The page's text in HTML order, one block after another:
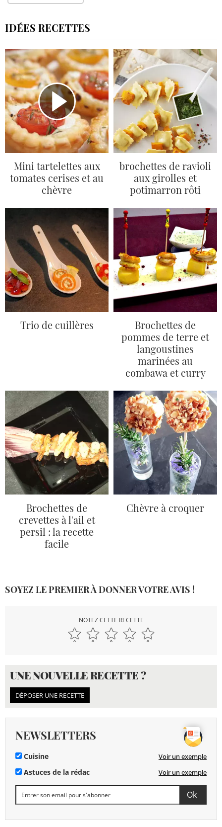
IDÉES RECETTES
Mini tartelettes aux
tomates cerises et au
chèvre
brochettes de ravioli
aux girolles et
potimarron rôti
Trio de cuillères
Brochettes de
pommes de terre et
langoustines
marinées au
combawa et curry
Brochettes de
crevettes à l'ail et
persil : la recette
facile
Chèvre à croquer
SOYEZ LE PREMIER À DONNER VOTRE AVIS !
NOTEZ CETTE RECETTE
UNE NOUVELLE RECETTE ?
DÉPOSER UNE RECETTE
NEWSLETTERS
Cuisine Voir un exemple
Astuces de la rédac Voir un exemple